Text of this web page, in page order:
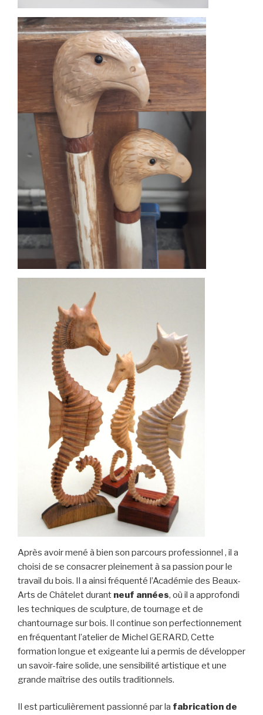
Après avoir mené à bien son parcours professionnel , il a
choisi de se consacrer pleinement à sa passion pour le
travail du bois. Il a ainsi fréquenté l’Académie des Beaux-
Arts de Châtelet durant neuf années, où il a approfondi
les techniques de sculpture, de tournage et de
chantournage sur bois. Il continue son perfectionnement
en fréquentant l’atelier de Michel GERARD, Cette
formation longue et exigeante lui a permis de développer
un savoir-faire solide, une sensibilité artistique et une
grande maîtrise des outils traditionnels.
Il est particulièrement passionné par la fabrication de